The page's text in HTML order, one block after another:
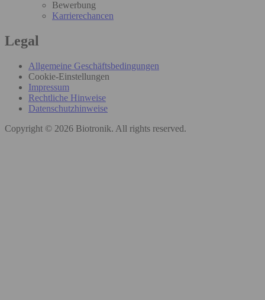
Bewerbung
Karrierechancen
Legal
Allgemeine Geschäftsbedingungen
Cookie-Einstellungen
Impressum
Rechtliche Hinweise
Datenschutzhinweise
Copyright © 2026 Biotronik. All rights reserved.